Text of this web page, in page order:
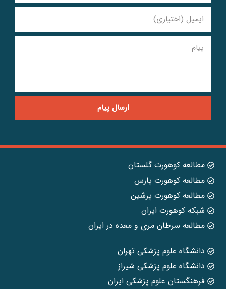
ارسال پیام
مطالعه کوهورت گلستان
مطالعه کوهورت پارس
مطالعه کوهورت پرشین
شبکه کوهورت ایران
مطالعه سرطان مری و معده در ایران
دانشگاه علوم پزشکی تهران
دانشگاه علوم پزشکی شیراز
فرهنگستان علوم پزشکی ایران